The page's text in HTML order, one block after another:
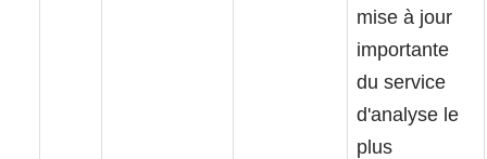
mise à jour
importante
du service
d'analyse le
plus